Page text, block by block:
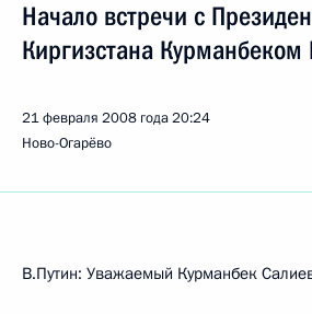
Начало встречи с
Киргизстана
21 февраля 2008 года20:24
Ново-Огарёво
В.Путин: Уважаемый Курманбек